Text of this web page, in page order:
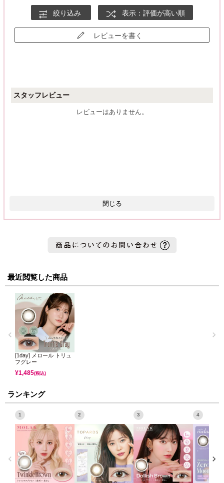
大きすぎず、でも、ちゃんと盛れる印象です。
なにより光の入り方がきれいでした。
絞り込み 表示：評価が高い順
レビューを書く
スタッフレビュー
レビューはありません。
閉じる
最近閲覧した商品
[1day] メロール トリュ
フグレー
¥1,485(税込)
ランキング
1 2 3 4